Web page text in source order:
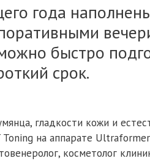
года
быстро
срок.
гладкости кожи и
на аппарате
косметолог